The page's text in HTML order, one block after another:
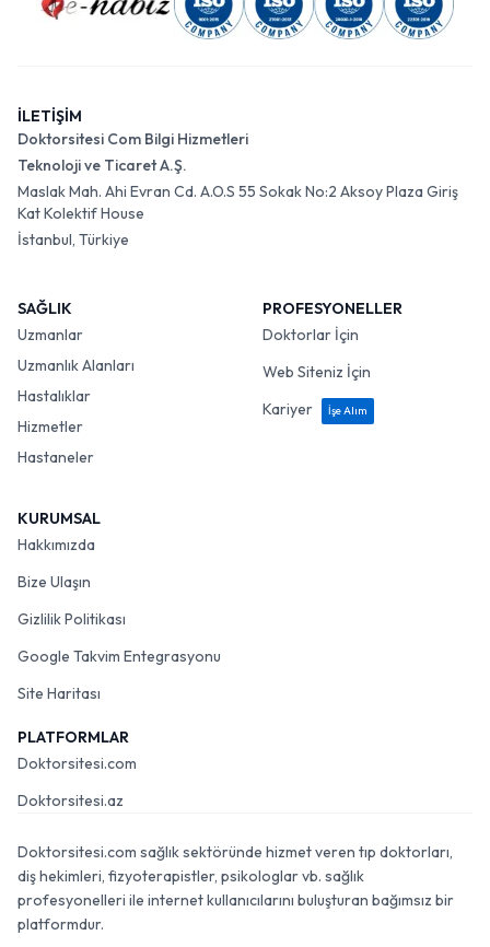
İLETİŞİM
Doktorsitesi Com Bilgi Hizmetleri
Teknoloji ve Ticaret A.Ş.
Maslak Mah. Ahi Evran Cd. A.O.S 55 Sokak No:2 Aksoy Plaza Giriş
Kat Kolektif House
İstanbul, Türkiye
SAĞLIK
Uzmanlar
Uzmanlık Alanları
Hastalıklar
Hizmetler
Hastaneler
PROFESYONELLER
Doktorlar İçin
Web Siteniz İçin
Kariyer
İşe Alım
KURUMSAL
Hakkımızda
Bize Ulaşın
Gizlilik Politikası
Google Takvim Entegrasyonu
Site Haritası
PLATFORMLAR
Doktorsitesi.com
Doktorsitesi.az
Doktorsitesi.com sağlık sektöründe hizmet veren tıp doktorları,
diş hekimleri, fizyoterapistler, psikologlar vb. sağlık
profesyonelleri ile internet kullanıcılarını buluşturan bağımsız bir
platformdur.